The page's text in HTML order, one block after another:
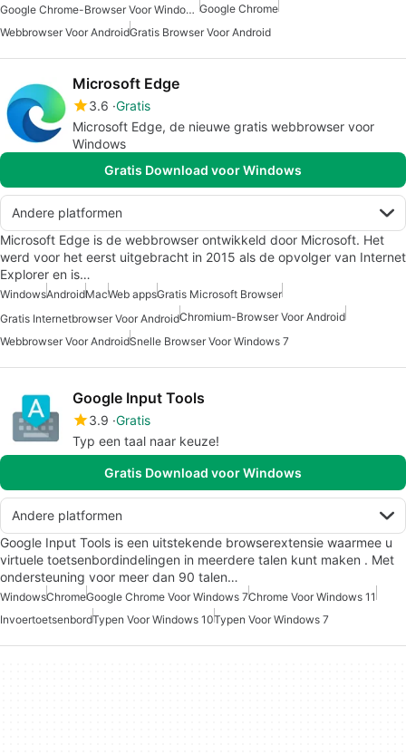
Google Chrome-Browser Voor Windows 7 Google Chrome
Webbrowser Voor AndroidGratis Browser Voor Android
Microsoft Edge
3.6 Gratis
Microsoft Edge, de nieuwe gratis webbrowser voor
Windows
Gratis Download voor Windows
Andere platformen
Microsoft Edge is de webbrowser ontwikkeld door Microsoft. Het
werd voor het eerst uitgebracht in 2015 als de opvolger van Internet
Explorer en is…
WindowsAndroidMacWeb appsGratis Microsoft Browser
Gratis Internetbrowser Voor AndroidChromium-Browser Voor Android
Webbrowser Voor AndroidSnelle Browser Voor Windows 7
Google Input Tools
3.9 Gratis
Typ een taal naar keuze!
Gratis Download voor Windows
Andere platformen
Google Input Tools is een uitstekende browserextensie waarmee u
virtuele toetsenbordindelingen in meerdere talen kunt maken . Met
ondersteuning voor meer dan 90 talen…
WindowsChromeGoogle Chrome Voor Windows 7Chrome Voor Windows 11
InvoertoetsenbordTypen Voor Windows 10Typen Voor Windows 7